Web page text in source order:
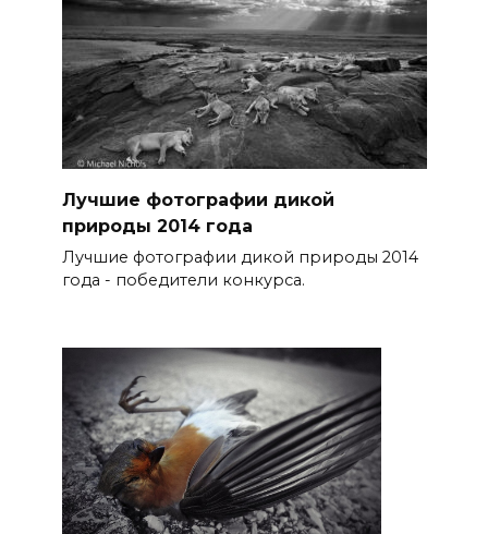
Лучшие фотографии дикой
природы 2014 года
Лучшие фотографии дикой природы 2014
года - победители конкурса.